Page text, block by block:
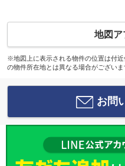
地図ア
※地図上に表示される物件の位置は付
の物件所在地とは異なる場合がございま
お問